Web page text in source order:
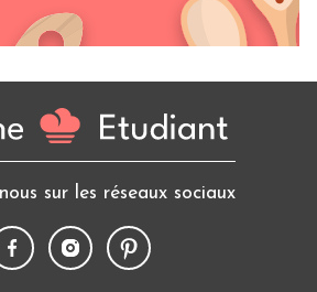
sur les réseaux sociaux